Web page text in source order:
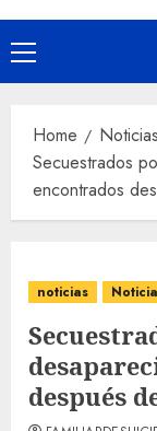
Home
Secuestrados
encontrados
noticias
después